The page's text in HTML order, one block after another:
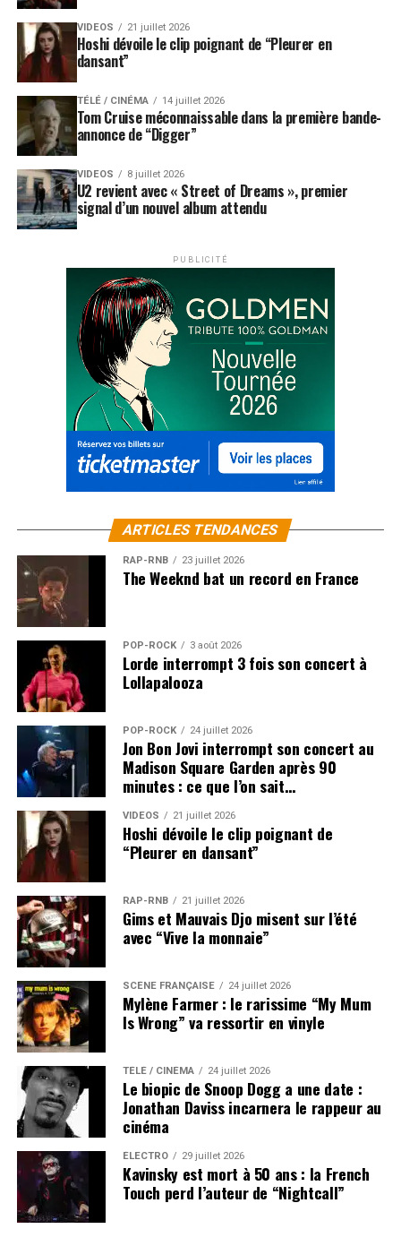
VIDEOS 21 juillet 2026
Hoshi dévoile le clip poignant de “Pleurer en
dansant”
TÉLÉ / CINÉMA 14 juillet 2026
Tom Cruise méconnaissable dans la première bande-
annonce de “Digger”
VIDEOS 8 juillet 2026
U2 revient avec « Street of Dreams », premier
signal d’un nouvel album attendu
PUBLICITÉ
ARTICLES TENDANCES
RAP-RNB 23 juillet 2026
The Weeknd bat un record en France
POP-ROCK 3 août 2026
Lorde interrompt 3 fois son concert à
Lollapalooza
POP-ROCK 24 juillet 2026
Jon Bon Jovi interrompt son concert au
Madison Square Garden après 90
minutes : ce que l’on sait…
VIDEOS 21 juillet 2026
Hoshi dévoile le clip poignant de
“Pleurer en dansant”
RAP-RNB 21 juillet 2026
Gims et Mauvais Djo misent sur l’été
avec “Vive la monnaie”
SCÈNE FRANÇAISE 24 juillet 2026
Mylène Farmer : le rarissime “My Mum
Is Wrong” va ressortir en vinyle
TÉLÉ / CINÉMA 24 juillet 2026
Le biopic de Snoop Dogg a une date :
Jonathan Daviss incarnera le rappeur au
cinéma
ÉLECTRO 29 juillet 2026
Kavinsky est mort à 50 ans : la French
Touch perd l’auteur de “Nightcall”